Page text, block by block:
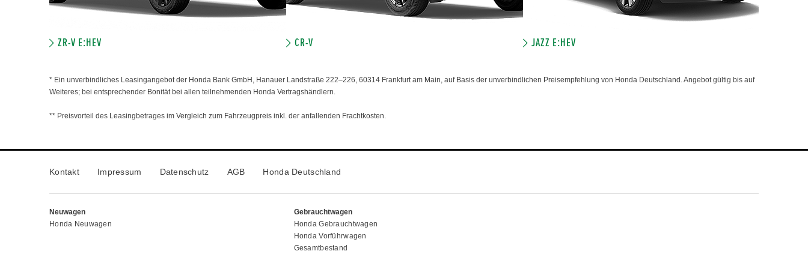
ZR-V E:HEV CR-V JAZZ E:HEV
* Ein unverbindliches Leasingangebot der Honda Bank GmbH, Hanauer Landstraße 222–226, 60314 Frankfurt am Main, auf Basis der unverbindlichen Preisempfehlung von Honda Deutschland. Angebot gültig bis auf
Weiteres; bei entsprechender Bonität bei allen teilnehmenden Honda Vertragshändlern.
** Preisvorteil des Leasingbetrages im Vergleich zum Fahrzeugpreis inkl. der anfallenden Frachtkosten.
Kontakt Impressum Datenschutz AGB Honda Deutschland
Neuwagen
Honda Neuwagen
Gebrauchtwagen
Honda Gebrauchtwagen
Honda Vorführwagen
Gesamtbestand